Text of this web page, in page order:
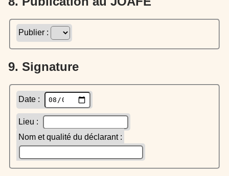
Publier :
9. Signature
Date :
Lieu :
Nom et qualité du déclarant :